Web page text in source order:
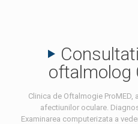
oftalmolog
Clinica de Oftalmogie
afectiunilor oculare.
Examinarea computerizata a